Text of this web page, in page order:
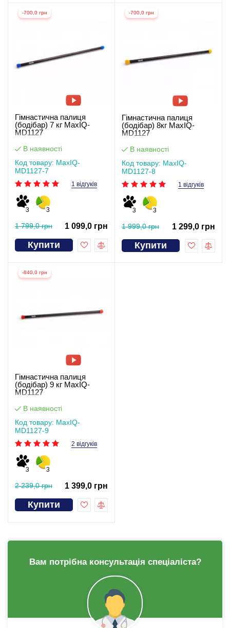
-700,0 грн
Гімнастична палиця
(бодібар) 7 кг MaxIQ-
MD1127
В наявності
Код товару: MaxIQ-
MD1127-7
1 відгуків
3 3
1 799,0 грн 1 099,0 грн
Купити
-700,0 грн
Гімнастична палиця
(бодібар) 8кг MaxIQ-
MD1127
В наявності
Код товару: MaxIQ-
MD1127-8
1 відгуків
3 3
1 999,0 грн 1 299,0 грн
Купити
-840,0 грн
Гімнастична палиця
(бодібар) 9 кг MaxIQ-
MD1127
В наявності
Код товару: MaxIQ-
MD1127-9
2 відгуків
3 3
2 239,0 грн 1 399,0 грн
Купити
Вам потрібна консультація спеціаліста?